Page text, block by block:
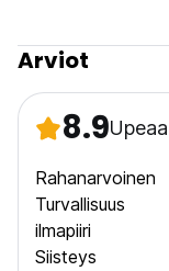
Arviot
8.9Upeaa
Rahanarvoinen
Turvallisuus
ilmapiiri
Siisteys